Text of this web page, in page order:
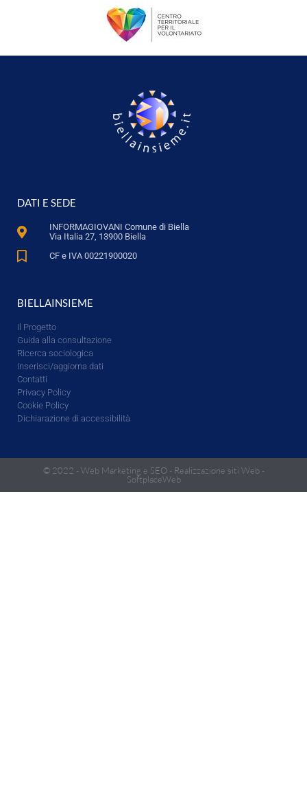
DATI E SEDE
INFORMAGIOVANI Comune di Biella
Via Italia 27, 13900 Biella
CF e IVA 00221900020
BIELLAINSIEME
Il Progetto
Guida alla consultazione
Ricerca sociologica
Inserisci/aggiorna dati
Contatti
Privacy Policy
Cookie Policy
Dichiarazione di accessibilità
© 2022 -Web Marketing e SEO- Realizzazione siti Web-
SoftplaceWeb